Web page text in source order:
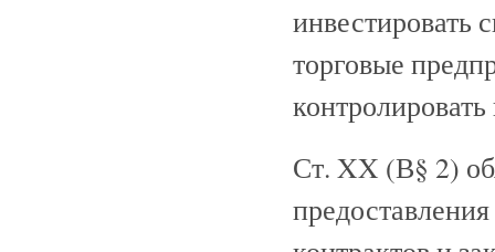
инвестировать
торговые
Ст. XX (В§ 2)